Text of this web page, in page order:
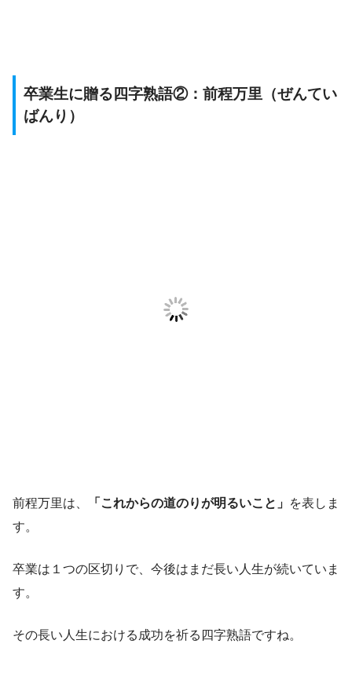
卒業生に贈る四字熟語②：前程万里（ぜんてい
ばんり）
前程万里は、 「これからの道のりが明るいこと」 を表しま
す。
卒業は１つの区切りで、今後はまだ長い人生が続いていま
す。
その長い人生における成功を祈る四字熟語ですね。